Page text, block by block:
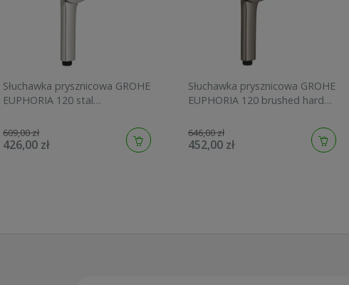
Słuchawka prysznicowa GROHE
EUPHORIA 120 stal
609,00 zł
426,00 zł
Słuchawka prysznicowa GROHE
EUPHORIA 120 brushed hard
646,00 zł
452,00 zł